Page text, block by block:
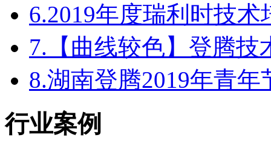
6.2019年度瑞利时技
7. 【曲线较色】登腾
8.湖南登腾2019年青
行业案例